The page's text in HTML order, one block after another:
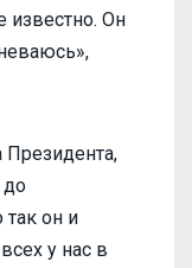
известно. Он
Президента,
до
он и
у нас в